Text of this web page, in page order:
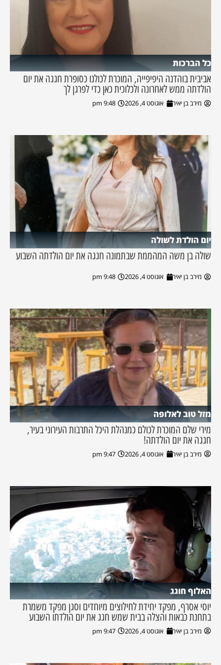
כל הברכות
אביבית בוהדנה היפיפייה, המוכרת לכולנו כסופרת חגגה את יום
הולדתה ממש לאחרונה ולכלוכית כאן כדי לפרגן לך
מירב בן יאיר אוגוסט 4, 2026 9:48 pm
יום הולדת לשולה
שולה בן משה המהממת שבתמונה חגגה את יום הולדתה השבוע
מירב בן יאיר אוגוסט 4, 2026 9:48 pm
מזל טוב לאלופה
מירי שלם המוכרת לכולם כמנהלת היכל התרבות העירוני בעיר,
חגגה את יום הולדתה!
מירב בן יאיר אוגוסט 4, 2026 9:47 pm
האלוף חוגג
יוסי אסרף, מפקד יחידת לחילוצים מיוחדים וסגן מפקד משמרת
בתחנת כבאות והצלה בבית שמש חגג את יום הולדתו השבוע
מירב בן יאיר אוגוסט 4, 2026 9:47 pm